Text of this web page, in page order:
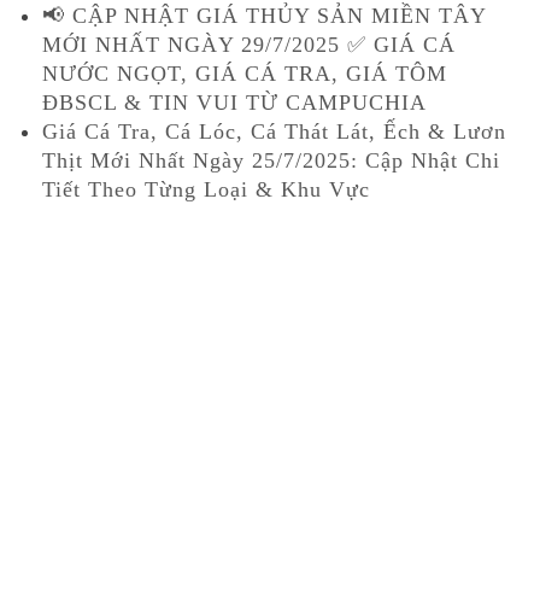
📢 CẬP NHẬT GIÁ THỦY SẢN MIỀN TÂY
MỚI NHẤT NGÀY 29/7/2025 ✅ GIÁ CÁ
NƯỚC NGỌT, GIÁ CÁ TRA, GIÁ TÔM
ĐBSCL & TIN VUI TỪ CAMPUCHIA
Giá Cá Tra, Cá Lóc, Cá Thát Lát, Ếch & Lươn
Thịt Mới Nhất Ngày 25/7/2025: Cập Nhật Chi
Tiết Theo Từng Loại & Khu Vực